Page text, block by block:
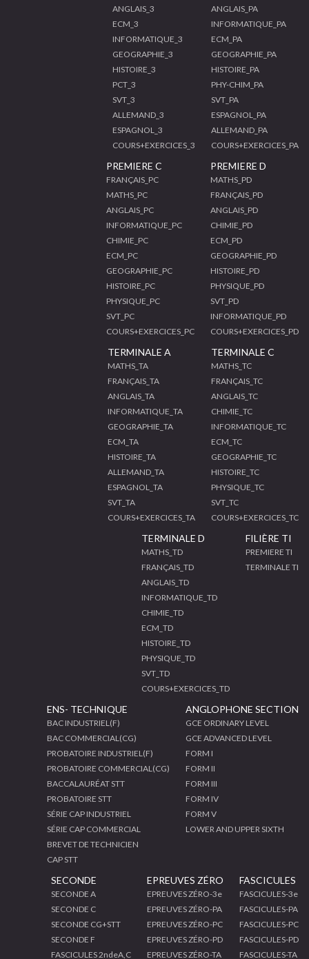
ANGLAIS_3
ECM_3
INFORMATIQUE_3
GEOGRAPHIE_3
HISTOIRE_3
PCT_3
SVT_3
ALLEMAND_3
ESPAGNOL_3
COURS+EXERCICES_3
ANGLAIS_PA
INFORMATIQUE_PA
ECM_PA
GEOGRAPHIE_PA
HISTOIRE_PA
PHY-CHIM_PA
SVT_PA
ESPAGNOL_PA
ALLEMAND_PA
COURS+EXERCICES_PA
PREMIERE C
FRANÇAIS_PC
MATHS_PC
ANGLAIS_PC
INFORMATIQUE_PC
CHIMIE_PC
ECM_PC
GEOGRAPHIE_PC
HISTOIRE_PC
PHYSIQUE_PC
SVT_PC
COURS+EXERCICES_PC
PREMIERE D
MATHS_PD
FRANÇAIS_PD
ANGLAIS_PD
CHIMIE_PD
ECM_PD
GEOGRAPHIE_PD
HISTOIRE_PD
PHYSIQUE_PD
SVT_PD
INFORMATIQUE_PD
COURS+EXERCICES_PD
TERMINALE A
MATHS_TA
FRANÇAIS_TA
ANGLAIS_TA
INFORMATIQUE_TA
GEOGRAPHIE_TA
ECM_TA
HISTOIRE_TA
ALLEMAND_TA
ESPAGNOL_TA
SVT_TA
COURS+EXERCICES_TA
TERMINALE C
MATHS_TC
FRANÇAIS_TC
ANGLAIS_TC
CHIMIE_TC
INFORMATIQUE_TC
ECM_TC
GEOGRAPHIE_TC
HISTOIRE_TC
PHYSIQUE_TC
SVT_TC
COURS+EXERCICES_TC
TERMINALE D
MATHS_TD
FRANÇAIS_TD
ANGLAIS_TD
INFORMATIQUE_TD
CHIMIE_TD
ECM_TD
HISTOIRE_TD
PHYSIQUE_TD
SVT_TD
COURS+EXERCICES_TD
FILIÈRE TI
PREMIERE TI
TERMINALE TI
ENS- TECHNIQUE
BAC INDUSTRIEL(F)
BAC COMMERCIAL(CG)
PROBATOIRE INDUSTRIEL(F)
PROBATOIRE COMMERCIAL(CG)
BACCALAURÉAT STT
PROBATOIRE STT
SÉRIE CAP INDUSTRIEL
SÉRIE CAP COMMERCIAL
BREVET DE TECHNICIEN
CAP STT
ANGLOPHONE SECTION
GCE ORDINARY LEVEL
GCE ADVANCED LEVEL
FORM I
FORM II
FORM III
FORM IV
FORM V
LOWER AND UPPER SIXTH
SECONDE
SECONDE A
SECONDE C
SECONDE CG+STT
SECONDE F
FASCICULES 2ndeA,C
EPREUVES ZÉRO
EPREUVES ZÉRO-3e
EPREUVES ZÉRO-PA
EPREUVES ZÉRO-PC
EPREUVES ZÉRO-PD
EPREUVES ZÉRO-TA
FASCICULES
FASCICULES-3e
FASCICULES-PA
FASCICULES-PC
FASCICULES-PD
FASCICULES-TA